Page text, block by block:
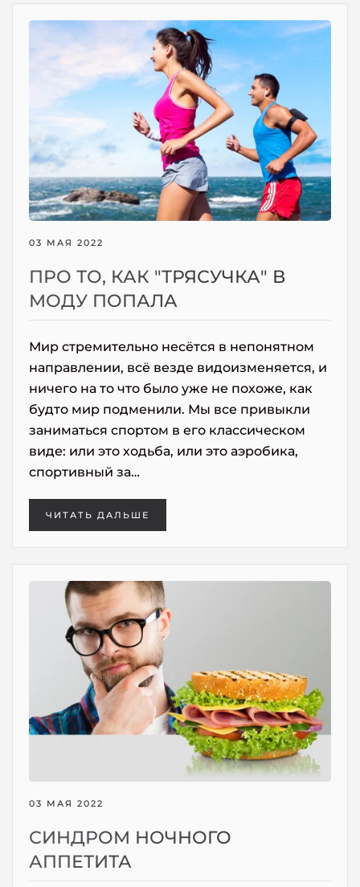
03 МАЯ 2022
ПРО ТО, КАК "ТРЯСУЧКА" В
МОДУ ПОПАЛА
Мир стремительно несётся в непонятном
направлении, всё везде видоизменяется, и
ничего на то что было уже не похоже, как
будто мир подменили. Мы все привыкли
заниматься спортом в его классическом
виде: или это ходьба, или это аэробика,
спортивный за…
ЧИТАТЬ ДАЛЬШЕ
03 МАЯ 2022
СИНДРОМ НОЧНОГО
АППЕТИТА